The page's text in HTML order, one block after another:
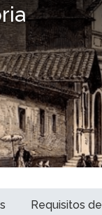
Nutrición
Requisitos